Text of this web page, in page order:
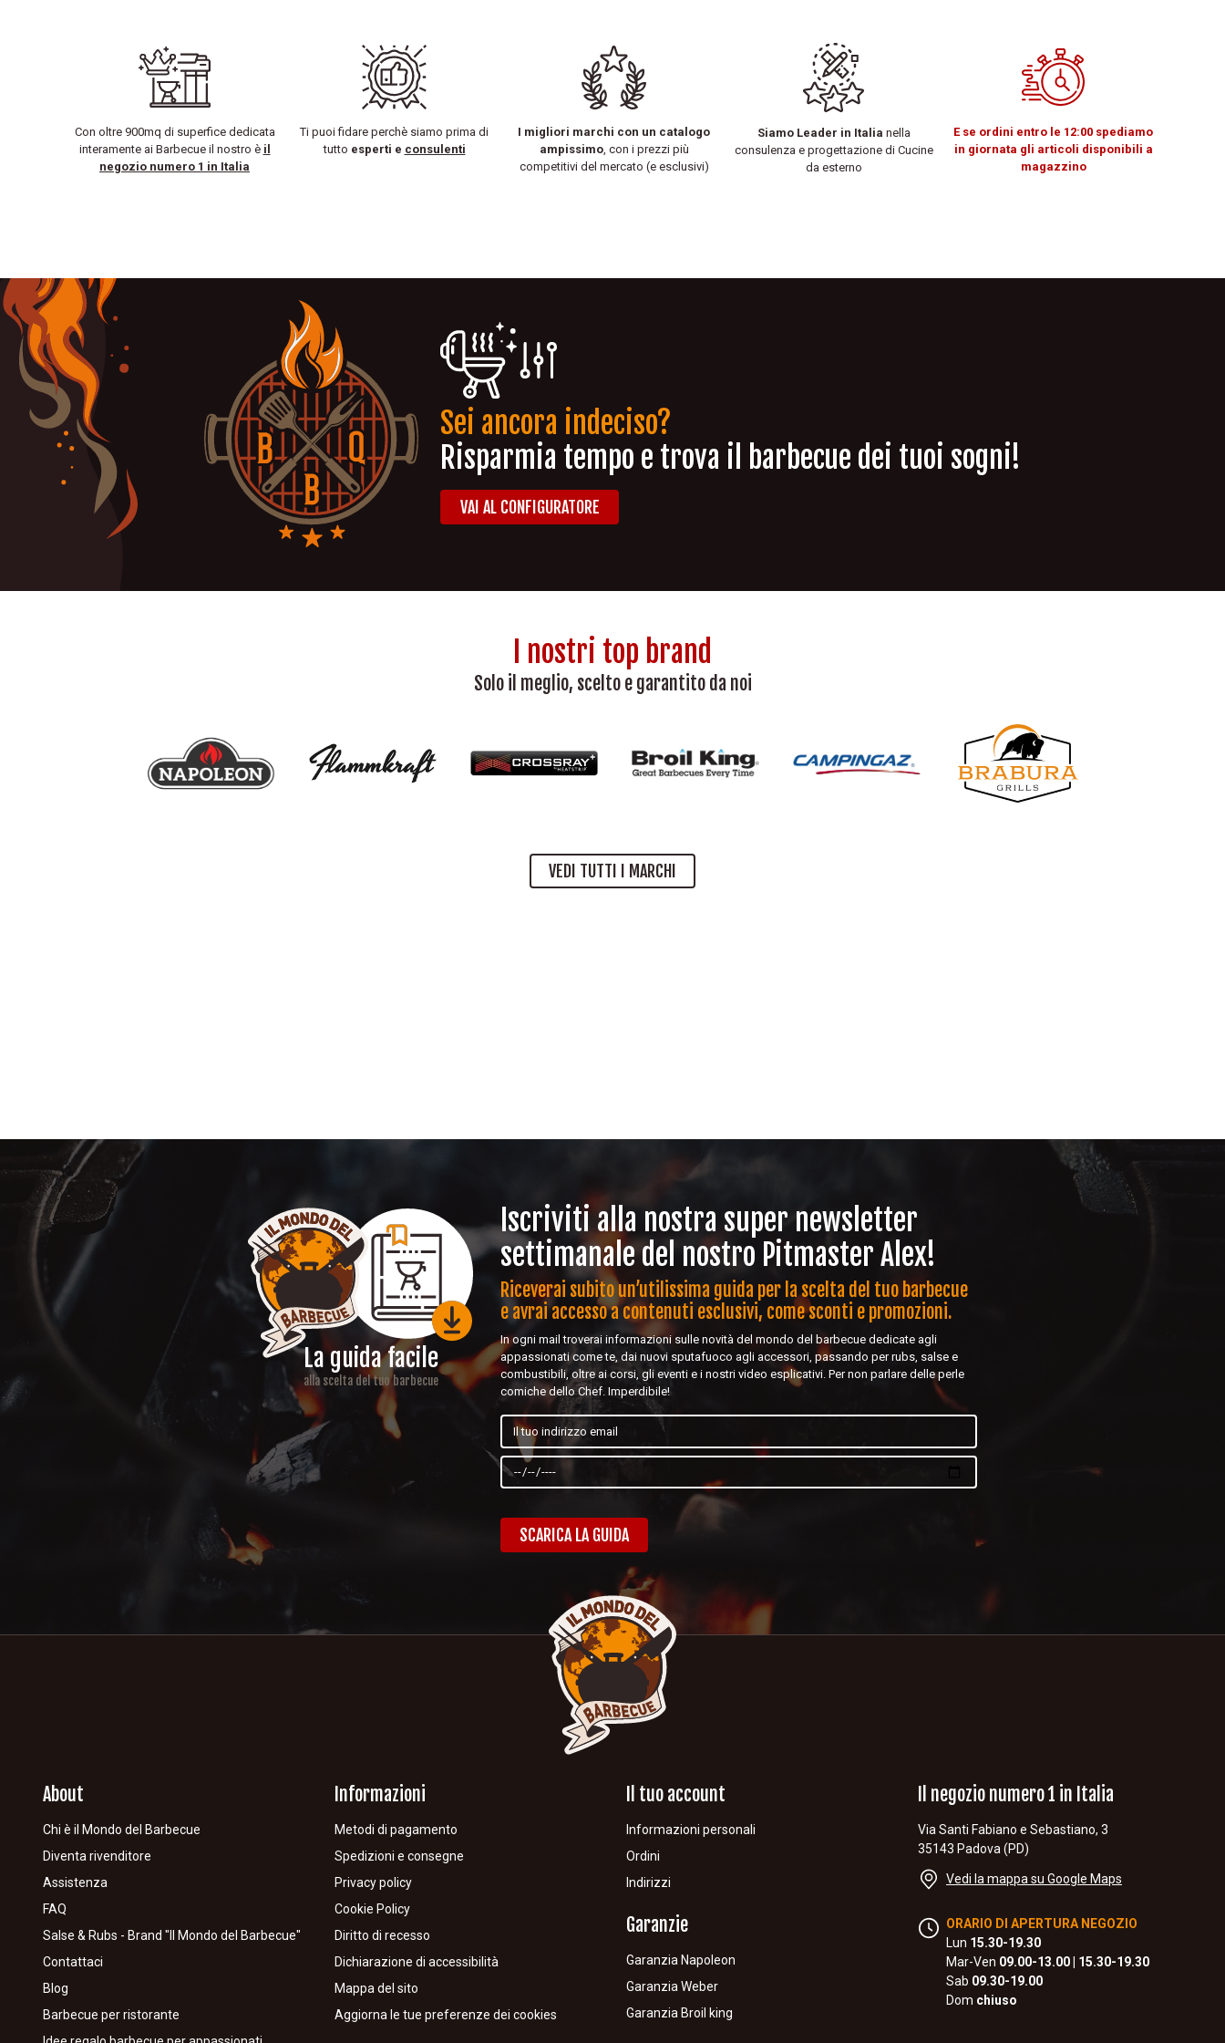
Con oltre 900mq di superfice dedicata
interamente ai Barbecue il nostro è il
negozio numero 1 in Italia
Ti puoi fidare perchè siamo prima di
tutto esperti e consulenti
I migliori marchi con un catalogo
ampissimo, con i prezzi più
competitivi del mercato (e esclusivi)
Siamo Leader in Italia nella
consulenza e progettazione di Cucine
da esterno
E se ordini entro le 12:00 spediamo
in giornata gli articoli disponibili a
magazzino
Sei ancora indeciso?
Risparmia tempo e trova il barbecue dei tuoi sogni!
VAI AL CONFIGURATORE
I nostri top brand
Solo il meglio, scelto e garantito da noi
VEDI TUTTI I MARCHI
La guida facile
alla scelta del tuo barbecue
Iscriviti alla nostra super newsletter
settimanale del nostro Pitmaster Alex!
Riceverai subito un’utilissima guida per la scelta del tuo barbecue
e avrai accesso a contenuti esclusivi, come sconti e promozioni.
In ogni mail troverai informazioni sulle novità del mondo del barbecue dedicate agli
appassionati come te, dai nuovi sputafuoco agli accessori, passando per rubs, salse e
combustibili, oltre ai corsi, gli eventi e i nostri video esplicativi. Per non parlare delle perle
comiche dello Chef. Imperdibile!
SCARICA LA GUIDA
About
Chi è il Mondo del Barbecue
Diventa rivenditore
Assistenza
FAQ
Salse & Rubs - Brand "Il Mondo del Barbecue"
Contattaci
Blog
Barbecue per ristorante
Informazioni
Metodi di pagamento
Spedizioni e consegne
Privacy policy
Cookie Policy
Diritto di recesso
Dichiarazione di accessibilità
Mappa del sito
Aggiorna le tue preferenze dei cookies
Il tuo account
Informazioni personali
Ordini
Indirizzi
Garanzie
Garanzia Napoleon
Garanzia Weber
Garanzia Broil king
Il negozio numero 1 in Italia
Via Santi Fabiano e Sebastiano, 3
35143 Padova (PD)
Vedi la mappa su Google Maps
ORARIO DI APERTURA NEGOZIO
Lun 15.30-19.30
Mar-Ven 09.00-13.00 | 15.30-19.30
Sab 09.30-19.00
Dom chiuso